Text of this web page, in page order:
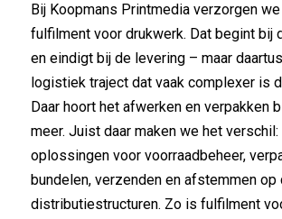
Bij Koopmans Printmedia verzorgen
fulfilment voor drukwerk. Dat begint bij
en eindigt bij de levering – maar
logistiek traject dat vaak complexer is
Daar hoort het afwerken en verpakken
meer. Juist daar maken we het
oplossingen voor voorraadbeheer,
bundelen, verzenden en afstemmen
distributiestructuren. Zo is fulfilment